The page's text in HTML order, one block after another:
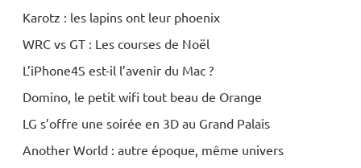
Karotz : les lapins ont leur phoenix
WRC vs GT : Les courses de Noël
L’iPhone4S est-il l’avenir du Mac ?
Domino, le petit wifi tout beau de Orange
LG s’offre une soirée en 3D au Grand Palais
Another World : autre époque, même univers